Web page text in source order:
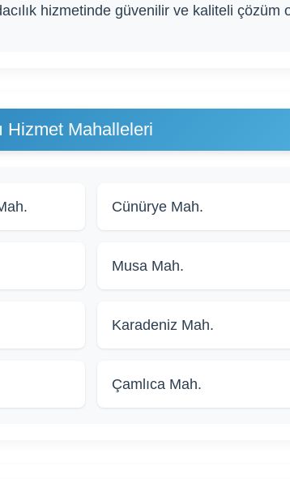
hizmetinde güvenilir ve kaliteli çözüm
Hizmet Mahalleleri
Cünürye Mah.
Musa Mah.
Karadeniz Mah.
Çamlıca Mah.